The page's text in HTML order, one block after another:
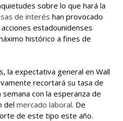
sobre lo que hará la
de interés han provocado
estadounidenses
histórico a fines de
la expectativa general en Wall
recortará su tasa de
con la esperanza de
del mercado laboral. De
de este tipo este año.